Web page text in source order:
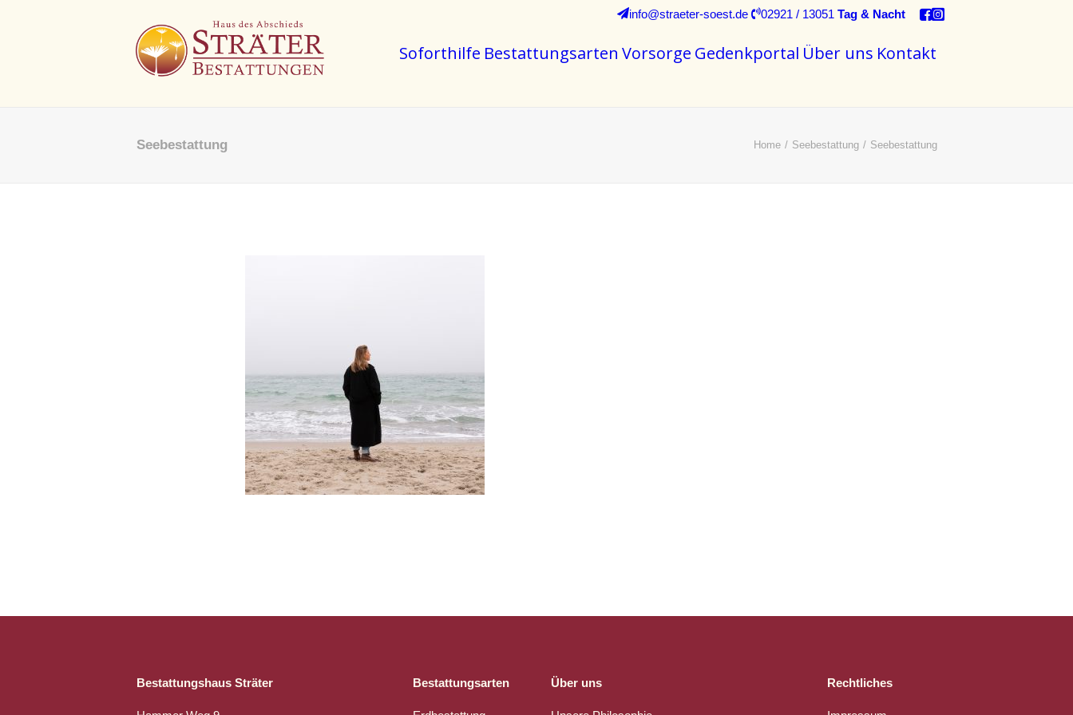
info@straeter-soest.de 02921 / 13051 Tag & Nacht
Soforthilfe Bestattungsarten Vorsorge Gedenkportal Über uns Kontakt
Seebestattung Home Seebestattung Seebestattung
Bestattungshaus Sträter Bestattungsarten Über uns Rechtliches